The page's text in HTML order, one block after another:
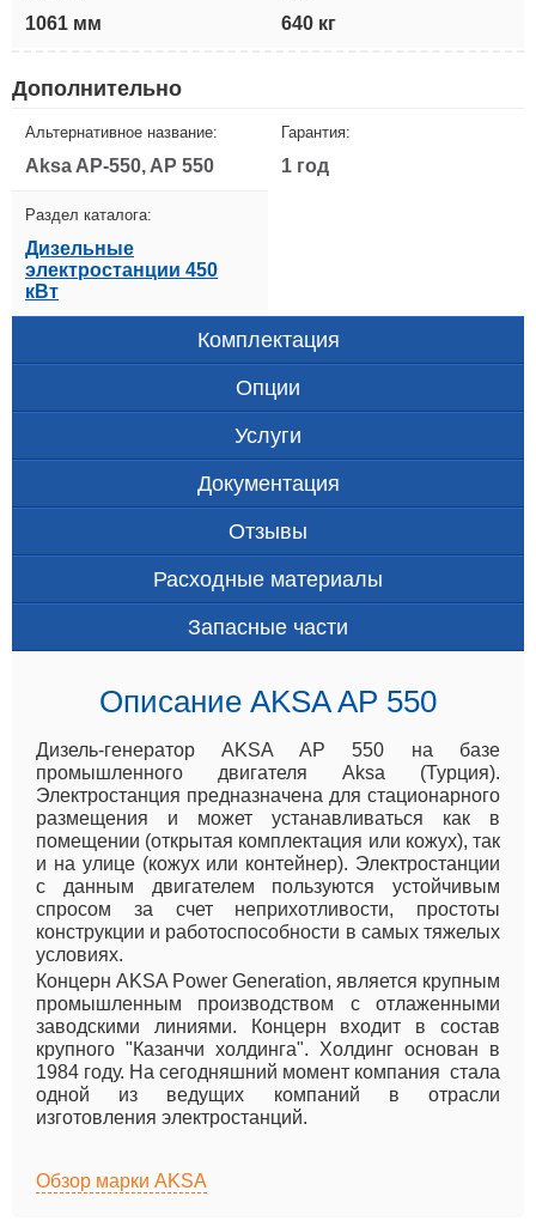
1061 мм 640 кг
Дополнительно
Альтернативное название:
Aksa AP-550, AP 550
Гарантия:
1 год
Раздел каталога:
Дизельные
электростанции 450
кВт
Комплектация
Опции
Услуги
Документация
Отзывы
Расходные материалы
Запасные части
Описание AKSA AP 550
Дизель-генератор AKSA AP 550 на базе
промышленного двигателя Aksa (Турция).
Электростанция предназначена для стационарного
размещения и может устанавливаться как в
помещении (открытая комплектация или кожух), так
и на улице (кожух или контейнер). Электростанции
с данным двигателем пользуются устойчивым
спросом за счет неприхотливости, простоты
конструкции и работоспособности в самых тяжелых
условиях.
Концерн AKSA Power Generation, является крупным
промышленным производством с отлаженными
заводскими линиями. Концерн входит в состав
крупного "Казанчи холдинга". Холдинг основан в
1984 году. На сегодняшний момент компания стала
одной из ведущих компаний в отрасли
изготовления электростанций.
Обзор марки AKSA